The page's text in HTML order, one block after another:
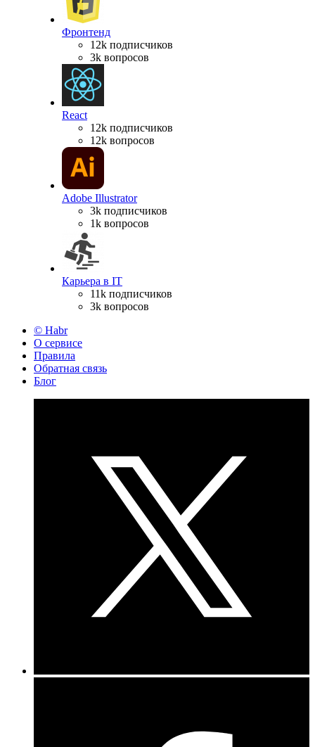
Фронтенд
12k подписчиков
3k вопросов
React
12k подписчиков
12k вопросов
Adobe Illustrator
3k подписчиков
1k вопросов
Карьера в IT
11k подписчиков
3k вопросов
© Habr
О сервисе
Правила
Обратная связь
Блог